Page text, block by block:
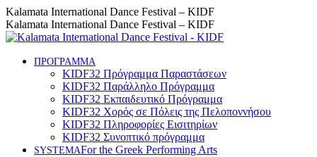
Skip
to
content
Instagram
page
opens
new
Facebook
page
opens
new
YouTube
page
opens
new
Kalamata International Dance Festival – KIDF
Kalamata International Dance Festival – KIDF
ΠΡΟΓΡΑΜΜΑ
KIDF32 Πρόγραμμα Παραστάσεων
KIDF32 Παράλληλο Πρόγραμμα
KIDF32 Εκπαιδευτικό Πρόγραμμα
KIDF32 Χορός σε Πόλεις της Πελοποννήσου
KIDF32 Πληροφορίες Εισιτηρίων
KIDF32 Συνοπτικό πρόγραμμα
SYSTEMAFor the Greek Performing Arts